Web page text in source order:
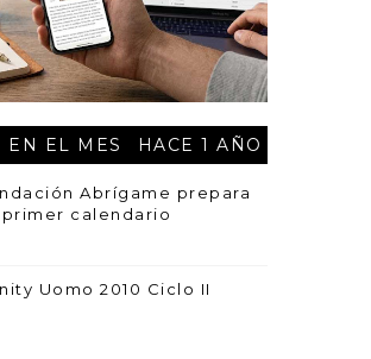
EN EL MES HACE 1 AÑO
Abrígame prepara
primer calendario
Uomo 2010 Ciclo II